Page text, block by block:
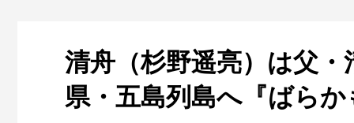
清舟（杉野遥亮）は父
県・五島列島へ『ばら